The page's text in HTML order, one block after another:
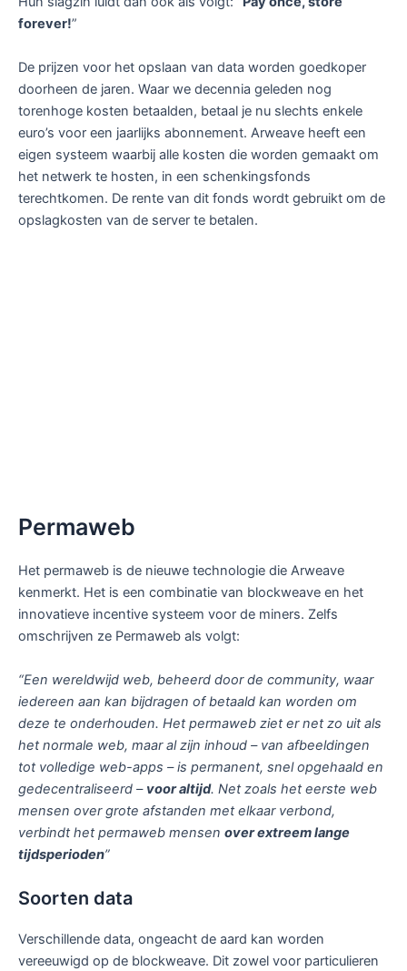
forever!”
De prijzen voor het opslaan van data worden goedkoper
doorheen de jaren. Waar we decennia geleden nog
torenhoge kosten betaalden, betaal je nu slechts enkele
euro’s voor een jaarlijks abonnement. Arweave heeft een
eigen systeem waarbij alle kosten die worden gemaakt om
het netwerk te hosten, in een schenkingsfonds
terechtkomen. De rente van dit fonds wordt gebruikt om de
opslagkosten van de server te betalen.
Permaweb
Het permaweb is de nieuwe technologie die Arweave
kenmerkt. Het is een combinatie van blockweave en het
innovatieve incentive systeem voor de miners. Zelfs
omschrijven ze Permaweb als volgt:
“Een wereldwijd web, beheerd door de community, waar
iedereen aan kan bijdragen of betaald kan worden om
deze te onderhouden. Het permaweb ziet er net zo uit als
het normale web, maar al zijn inhoud – van afbeeldingen
tot volledige web-apps – is permanent, snel opgehaald en
gedecentraliseerd – voor altijd. Net zoals het eerste web
mensen over grote afstanden met elkaar verbond,
verbindt het permaweb mensen over extreem lange
tijdsperioden”
Soorten data
Verschillende data, ongeacht de aard kan worden
vereeuwigd op de blockweave. Dit zowel voor particulieren